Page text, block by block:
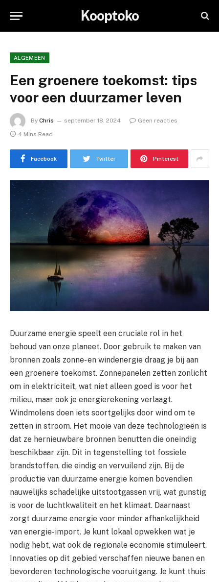
Kooptoko
ALGEMEEN
Een groenere toekomst: tips
voor een duurzamer leven
By Chris september 18, 2024
Geen reacties
4 Mins Read
Facebook Twitter Pinterest
Duurzame energie speelt een cruciale rol in het
behoud van onze planeet. Door gebruik te maken van
bronnen zoals zonne- en windenergie draag je bij aan
een groenere toekomst. Zonnepanelen zetten zonlicht
om in elektriciteit, wat niet alleen goed is voor het
milieu, maar ook je energierekening verlaagt.
Windmolens doen iets soortgelijks door wind om te
zetten in stroom. Het mooie van deze technologieën is
dat ze hernieuwbare bronnen benutten die oneindig
beschikbaar zijn. Dit in tegenstelling tot fossiele
brandstoffen, die eindig en vervuilend zijn. Bij de
productie van duurzame energie komen bovendien
nauwelijks schadelijke uitstootgassen vrij, wat gunstig
is voor de luchtkwaliteit en het klimaat. Daarnaast
zorgt duurzame energie voor minder afhankelijkheid
van energie-import. Je kunt lokaal opwekken wat je
nodig hebt, wat ook de regionale economie stimuleert.
Innovaties op dit gebied verschaffen nieuwe banen en
bevorderen technologische vooruitgang. Je kunt thuis